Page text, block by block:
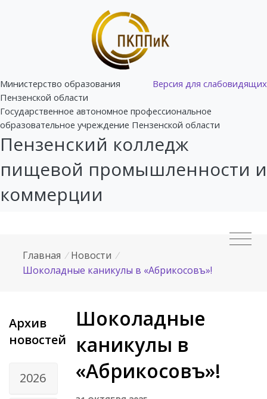
Версия для слабовидящих
Министерство образования
Пензенской области
Государственное автономное профессиональное
образовательное учреждение Пензенской области
Пензенский колледж
пищевой промышленности и
коммерции
Главная / Новости /
Шоколадные каникулы в «Абрикосовъ»!
Архив
новостей
2026
Шоколадные
каникулы в
«Абрикосовъ»!